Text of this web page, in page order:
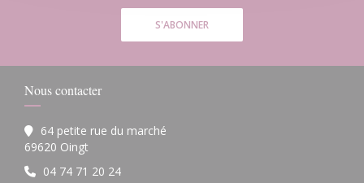
S'ABONNER
Nous contacter
64 petite rue du marché
69620 Oingt
04 74 71 20 24